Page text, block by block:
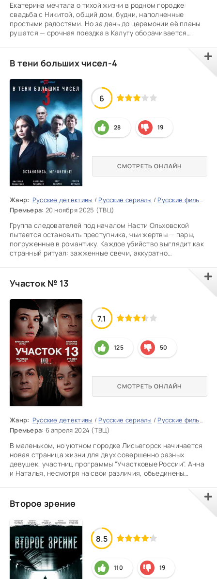
Екатерина мечтала о тихой жизни в родном городке:
свадьба с Никитой, общий дом, будни, наполненные
простыми радостями. Но за день до церемонии её планы
рушатся — срочная поездка в Калугу оборачивается
В тени больших чисел-4
Жанр: Русские детективы / Русские сериалы / Русские фильмы 2025
Премьера: 20 ноября 2025 (ТВЦ)
Группа следователей под началом Насти Ольховской
пытается остановить преступника, чьи жертвы — пары,
погруженные в романтику. Каждое убийство выглядит как
странный ритуал: зажженные свечи, аккуратно
СМОТРЕТЬ ОНЛАЙН
6
28 19
Участок № 13
Жанр: Русские детективы / Русские сериалы / Русские фильмы 2025
Премьера: 6 апреля 2024 (ТВЦ)
В маленьком, но уютном городке Лисьегорск начинается
новая страница жизни для двух совершенно разных
девушек, участниц программы "Участковые России". Анна
и Наталья, несмотря на свои различия, объединены
СМОТРЕТЬ ОНЛАЙН
7.1
125 50
Второе зрение
8.5
110 19